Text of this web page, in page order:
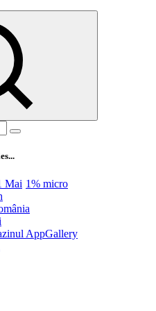
Mai 1% micro
AppGallery